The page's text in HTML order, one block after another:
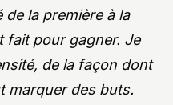
la première à la
fait pour gagner. Je
de la façon dont
marquer des buts.